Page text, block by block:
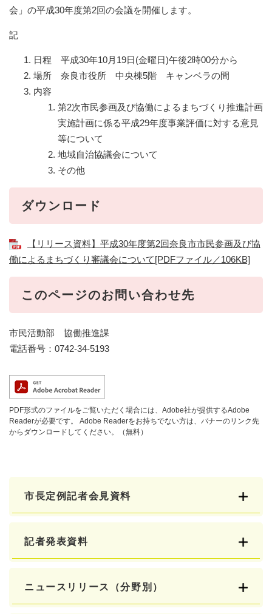
会」の平成30年度第2回の会議を開催します。
記
日程 平成30年10月19日(金曜日)午後2時00分から
場所 奈良市役所 中央棟5階 キャンベラの間
内容
第2次市民参画及び協働によるまちづくり推進計画
実施計画に係る平成29年度事業評価に対する意見
等について
地域自治協議会について
その他
ダウンロード
【リリース資料】平成30年度第2回奈良市市民参画及び協
働によるまちづくり審議会について[PDFファイル／106KB]
このページのお問い合わせ先
市民活動部 協働推進課
電話番号：0742-34-5193
PDF形式のファイルをご覧いただく場合には、Adobe社が提供するAdobe
Readerが必要です。
Adobe Readerをお持ちでない方は、バナーのリンク先
からダウンロードしてください。（無料）
市長定例記者会見資料
記者発表資料
ニュースリリース（分野別）